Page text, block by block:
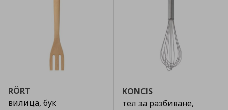
RÖRT
вилица, бук
KONCIS
тел за разбиване,